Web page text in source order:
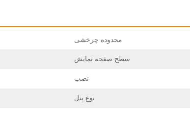
محدوده چرخشی
سطح صفحه نمایش
نصب
نوع پنل